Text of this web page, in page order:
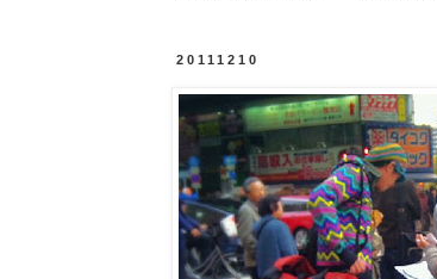
20111210